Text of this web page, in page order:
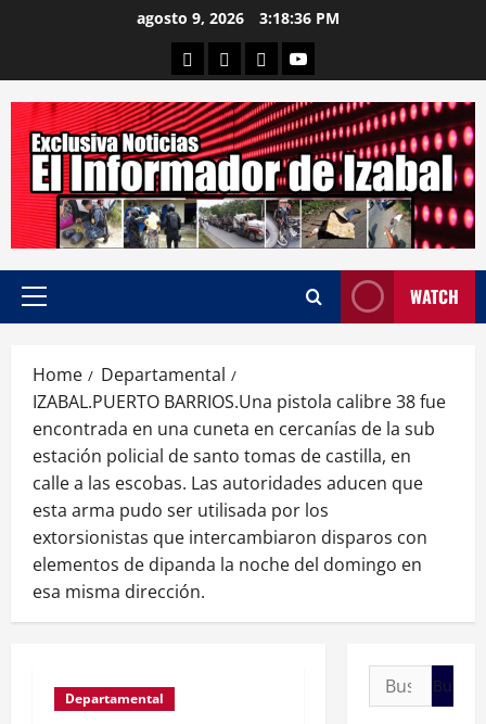
agosto 9, 2026 3:18:37 PM
Departamental
Nacionales
Internacional
Canal
Primary
WATCH
Home
Departamental
IZABAL.PUERTO BARRIOS.Una pistola calibre 38 fue
encontrada en una cuneta en cercanías de la sub
estación policial de santo tomas de castilla, en
calle a las escobas. Las autoridades aducen que
esta arma pudo ser utilisada por los
extorsionistas que intercambiaron disparos con
elementos de dipanda la noche del domingo en
esa misma dirección.
Departamental
Buscar: